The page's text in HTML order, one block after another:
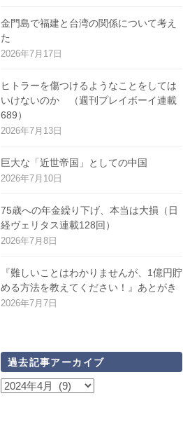
金門島で福建と台湾の関係について考え
た
2026年7月17日
ヒトラーを傷つけるようなことをしては
いけないのか （週刊プレイボーイ連載
689）
2026年7月13日
巨大な「近世帝国」としての中国
2026年7月10日
75歳への年金繰り下げ、本当は大損（日
経ヴェリタス連載128回）
2026年7月8日
『難しいことはわかりませんが、1億円貯
める方法を教えてください！』あとがき
2026年7月7日
過去記事アーカイブ
過